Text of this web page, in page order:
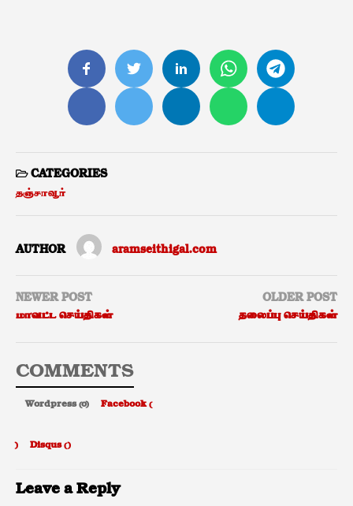
CATEGORIES
தஞ்சாவூர்
AUTHOR aramseithigal.com
NEWER POST
மாவட்ட செய்திகள்
OLDER POST
தலைப்பு செய்திகள்
COMMENTS
Wordpress (0) Facebook (
) Disqus ( )
Leave a Reply